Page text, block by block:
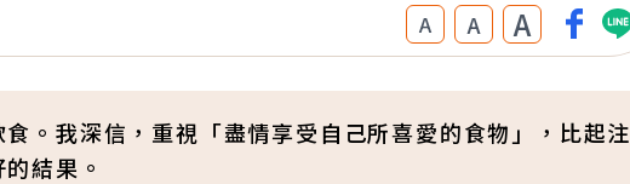
A A A
。我深信，重視「盡情享受自己所喜愛的食物」，比起注
結果。